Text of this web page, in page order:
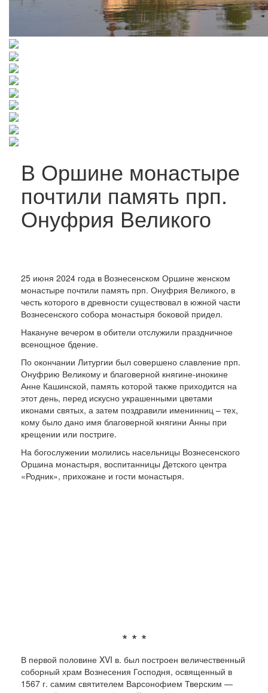
В Оршине монастыре
почтили память прп.
Онуфрия Великого
25 июня 2024 года в Вознесенском Оршине женском
монастыре почтили память прп. Онуфрия Великого, в
честь которого в древности существовал в южной части
Вознесенского собора монастыря боковой придел.
Накануне вечером в обители отслужили праздничное
всенощное бдение.
По окончании Литургии был совершено славление прп.
Онуфрию Великому и благоверной княгине-инокине
Анне Кашинской, память которой также приходится на
этот день, перед искусно украшенными цветами
иконами святых, а затем поздравили именинниц – тех,
кому было дано имя благоверной княгини Анны при
крещении или постриге.
На богослужении молились насельницы Вознесенского
Оршина монастыря, воспитанницы Детского центра
«Родник», прихожане и гости монастыря.
* * *
В первой половине XVI в. был построен величественный
соборный храм Вознесения Господня, освященный в
1567 г. самим святителем Варсонофием Тверским —